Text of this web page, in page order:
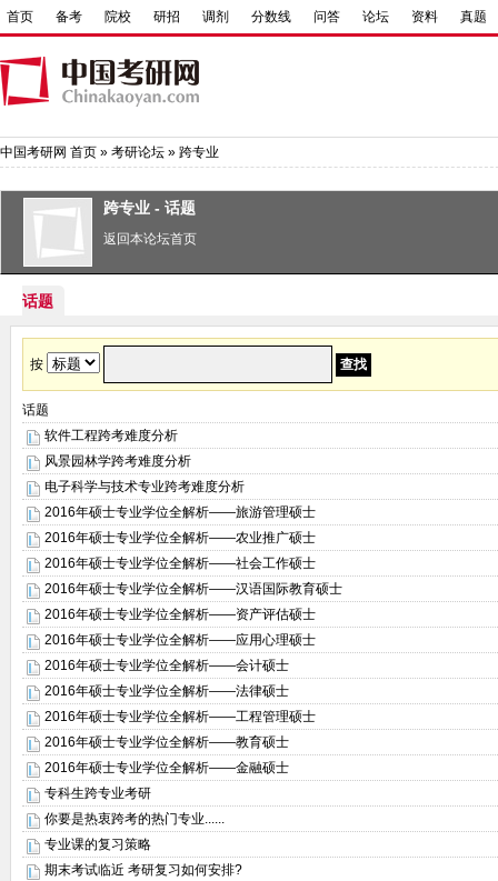
首页 备考 院校 研招 调剂 分数线 问答 论坛 资料 真题
中国考研网 首页 » 考研论坛 » 跨专业
跨专业 - 话题
返回本论坛首页
话题
按
话题
软件工程跨考难度分析
风景园林学跨考难度分析
电子科学与技术专业跨考难度分析
2016年硕士专业学位全解析——旅游管理硕士
2016年硕士专业学位全解析——农业推广硕士
2016年硕士专业学位全解析——社会工作硕士
2016年硕士专业学位全解析——汉语国际教育硕士
2016年硕士专业学位全解析——资产评估硕士
2016年硕士专业学位全解析——应用心理硕士
2016年硕士专业学位全解析——会计硕士
2016年硕士专业学位全解析——法律硕士
2016年硕士专业学位全解析——工程管理硕士
2016年硕士专业学位全解析——教育硕士
2016年硕士专业学位全解析——金融硕士
专科生跨专业考研
你要是热衷跨考的热门专业......
专业课的复习策略
期末考试临近 考研复习如何安排?